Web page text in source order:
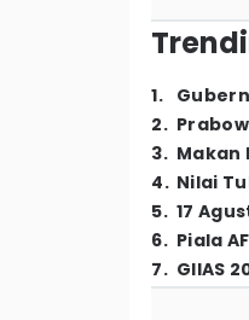
1.
2.
3. Makan
4. Nilai
5. 17
6. Piala
7. GIIAS